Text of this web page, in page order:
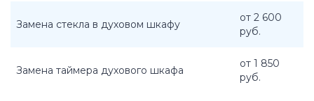
Замена стекла в духовом шкафу
от 2 600
руб.
Замена таймера духового шкафа
от 1 850
руб.